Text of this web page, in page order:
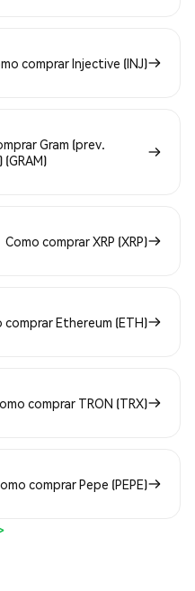
comprar Injective (INJ)
Gram (prev.
Como comprar XRP (XRP)
comprar Ethereum (ETH)
comprar TRON (TRX)
comprar Pepe (PEPE)